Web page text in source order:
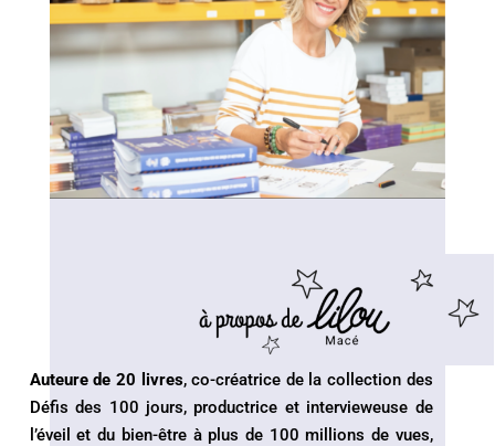
Auteure de 20 livres, co-créatrice de la collection des
Défis des 100 jours, productrice et intervieweuse de
l’éveil et du bien-être à plus de 100 millions de vues,